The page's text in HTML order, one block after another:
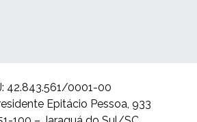
42.843.561/0001-00
Epitácio Pessoa, 933